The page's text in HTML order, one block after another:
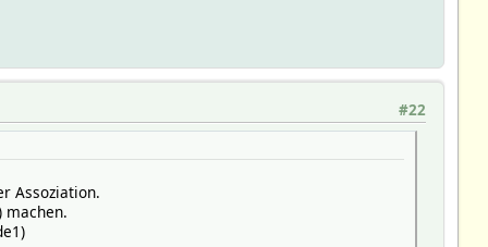
#22
Assoziation.
machen.